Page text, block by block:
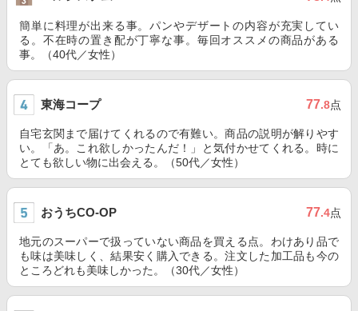
簡単に料理が出来る事。パンやデザートの内容が充実してい
る。不在時の置き配が丁寧な事。毎回オススメの商品がある
事。（40代／女性）
東海コープ 77.8点
自宅玄関まで届けてくれるので有難い。商品の説明が解りやす
い。「あ。これ欲しかったんだ！」と気付かせてくれる。時に
とても欲しい物に出会える。（50代／女性）
おうちCO-OP 77.4点
地元のスーパーで扱っていない商品を買える点。わけあり品で
も味は美味しく、結果安く購入できる。注文した加工品も今の
ところどれも美味しかった。（30代／女性）